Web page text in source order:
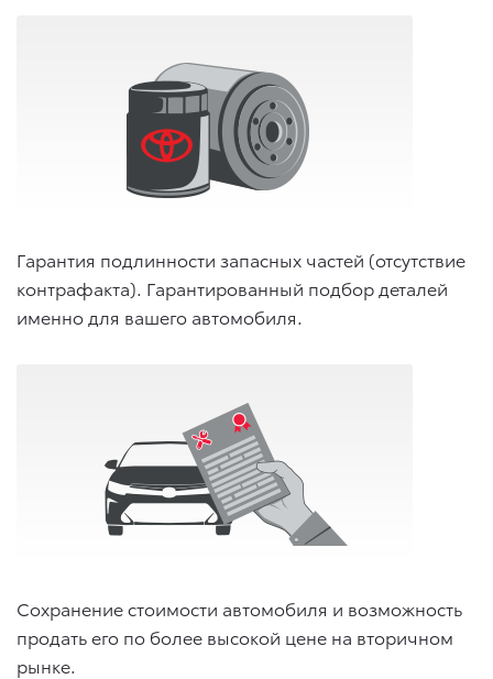
Гарантия подлинности запасных частей (отсутствие
контрафакта). Гарантированный подбор деталей
именно для вашего автомобиля.
Сохранение стоимости автомобиля и возможность
продать его по более высокой цене на вторичном
рынке.